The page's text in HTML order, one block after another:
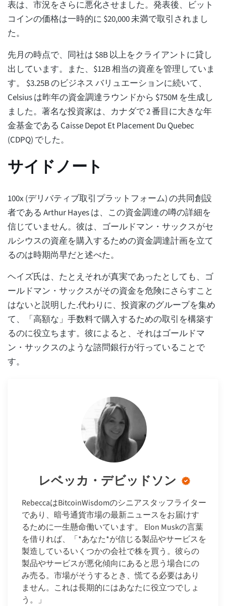
表は、市況をさらに悪化させました。発表後、ビット
コインの価格は一時的に $20,000 未満で取引されまし
た。
先月の時点で、同社は $8B 以上をクライアントに貸し
出しています。また、$12B 相当の資産を管理していま
す。 $3.25B のビジネス バリュエーションに続いて、
Celsius は昨年の資金調達ラウンドから $750M を生成し
ました。著名な投資家は、カナダで 2 番目に大きな年
金基金である Caisse Depot Et Placement Du Quebec
(CDPQ) でした。
サイドノート
100x (デリバティブ取引プラットフォーム) の共同創設
者である Arthur Hayes は、この資金調達の噂の詳細を
信じていません。彼は、ゴールドマン・サックスがセ
ルシウスの資産を購入するための資金調達計画を立て
るのは時期尚早だと述べた。
ヘイズ氏は、たとえそれが真実であったとしても、ゴ
ールドマン・サックスがその資金を危険にさらすこと
はないと説明した.代わりに、投資家のグループを集め
て、「高額な」手数料で購入するための取引を構築す
るのに役立ちます。彼によると、それはゴールドマ
ン・サックスのような諮問銀行が行っていることで
す。
レベッカ・デビッドソン
RebeccaはBitcoinWisdomのシニアスタッフライター
であり、暗号通貨市場の最新ニュースをお届けす
るために一生懸命働いています。 Elon Muskの言葉
を借りれば、「*あなた*が信じる製品やサービスを
製造しているいくつかの会社で株を買う。彼らの
製品やサービスが悪化傾向にあると思う場合にの
み売る。市場がそうするとき、慌てる必要はあり
ません。これは長期的にはあなたに役立つでしょ
う。」